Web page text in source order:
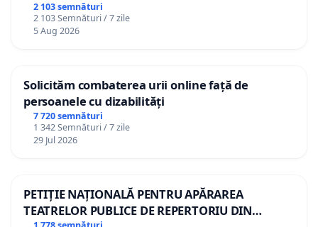
2 103 semnături
2 103 Semnături / 7 zile
5 Aug 2026
Solicităm combaterea urii online față de
persoanele cu dizabilități
7 720 semnături
1 342 Semnături / 7 zile
29 Jul 2026
PETIȚIE NAȚIONALĂ PENTRU APĂRAREA
TEATRELOR PUBLICE DE REPERTORIU DIN